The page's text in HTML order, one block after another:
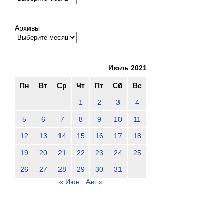
Архивы
Июль 2021
Пн Вт Ср Чт Пт Сб Вс
1 2 3 4
5 6 7 8 9 10 11
12 13 14 15 16 17 18
19 20 21 22 23 24 25
26 27 28 29 30
31
« Июн
Авг »